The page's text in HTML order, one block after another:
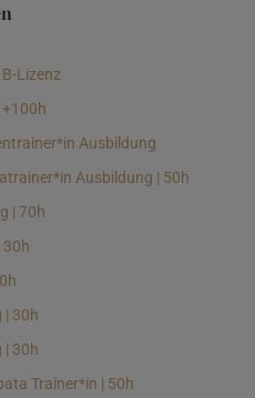
Lizenz
Ausbildung
Ausbildung | 50h
| 70h
30h
| 30h
| 30h
Trainer*in | 50h